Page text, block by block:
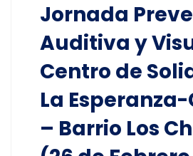
Jornada
Auditiva y
Centro de
La Esperanza-
– Barrio Los